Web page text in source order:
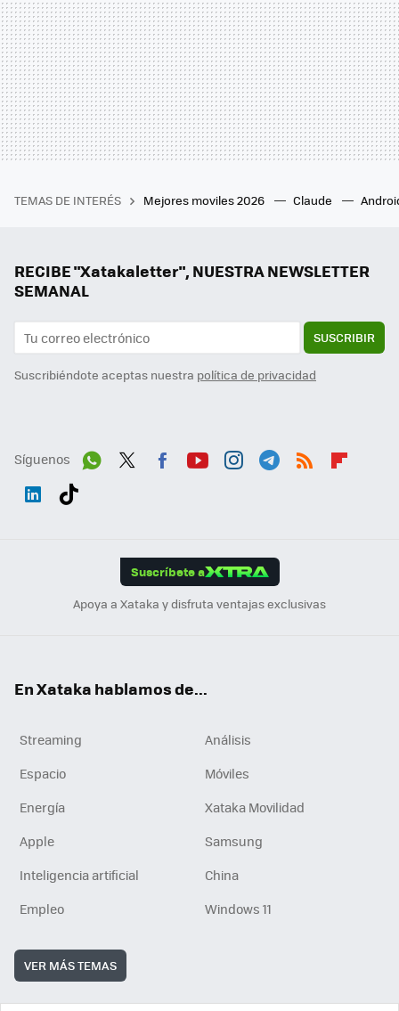
TEMAS DE INTERÉS Mejores moviles 2026 Claude
RECIBE "Xatakaletter", NUESTRA NEWSLETTER
SEMANAL
SUSCRIBIR
Suscribiéndote aceptas nuestra política de privacidad
Síguenos
Suscríbete a
Apoya a Xataka y disfruta ventajas exclusivas
En Xataka hablamos de...
Streaming
Análisis
Espacio
Móviles
Energía
Xataka Movilidad
Apple
Samsung
Inteligencia artificial
China
Empleo
Windows 11
VER MÁS TEMAS